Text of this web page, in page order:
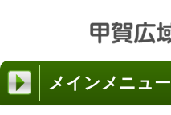
メインメニュー